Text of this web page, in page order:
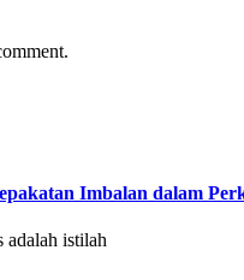
Imbalan dalam
adalah istilah